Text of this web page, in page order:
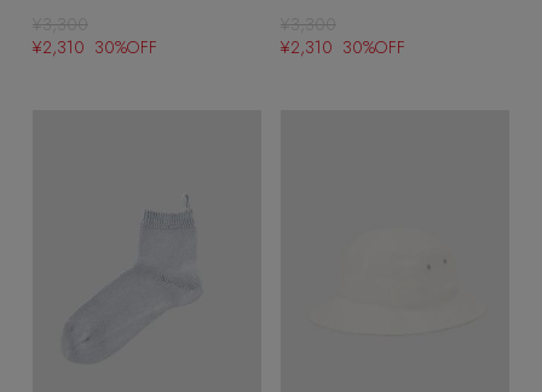
¥3,300
¥2,310 30%OFF
¥3,300
¥2,310 30%OFF